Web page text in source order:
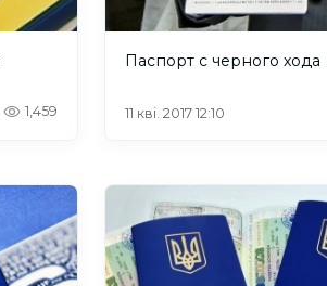
1,459
Паспорт с черного хода
11 кві. 2017 12:10